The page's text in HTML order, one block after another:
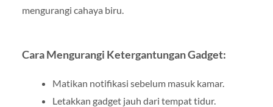
mengurangi cahaya biru.
Cara Mengurangi Ketergantungan Gadget:
Matikan notifikasi sebelum masuk kamar.
Letakkan gadget jauh dari tempat tidur.